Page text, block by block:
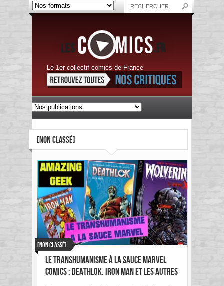
Le 1er collectif comics de France
[NON CLASSÉ]
[Non classé]
Le transhumanisme à la sauce Marvel
Comics : Deathlok, Iron Man et les autres